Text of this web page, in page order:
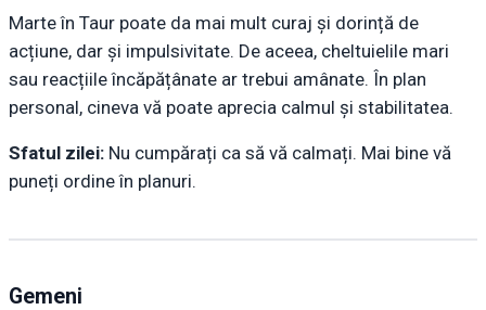
Marte în Taur poate da mai mult curaj și dorință de
acțiune, dar și impulsivitate. De aceea, cheltuielile mari
sau reacțiile încăpățânate ar trebui amânate. În plan
personal, cineva vă poate aprecia calmul și stabilitatea.
Sfatul zilei: Nu cumpărați ca să vă calmați. Mai bine vă
puneți ordine în planuri.
Gemeni